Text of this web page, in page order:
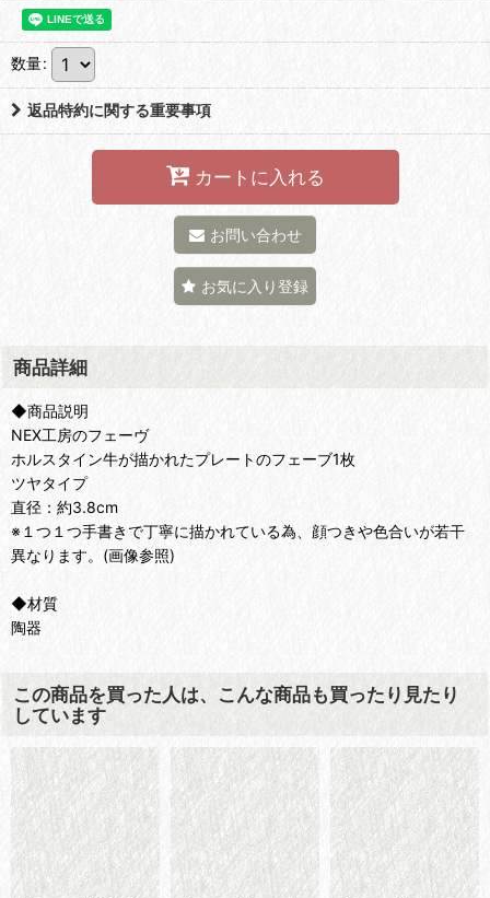
数量:
返品特約に関する重要事項
カートに入れる
お問い合わせ
お気に入り登録
商品詳細
◆商品説明
NEX工房のフェーヴ
ホルスタイン牛が描かれたプレートのフェーブ1枚
ツヤタイプ
直径：約3.8cm
※１つ１つ手書きで丁寧に描かれている為、顔つきや色合いが若干
異なります。(画像参照)
◆材質
陶器
この商品を買った人は、こんな商品も買ったり見たり
しています